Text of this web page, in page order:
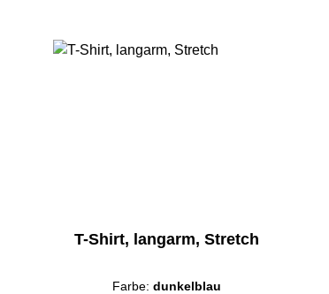
T-Shirt, langarm, Stretch
Farbe: dunkelblau